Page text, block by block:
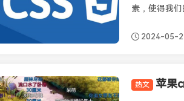
素，使得我
2024-05-
苹果CMS插件
热文